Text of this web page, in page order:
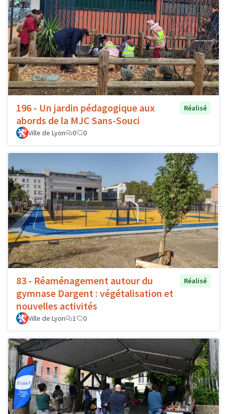
196 - Un jardin pédagogique aux
abords de la MJC Sans-Souci
Réalisé
Ville de Lyon 0 0
83 - Réaménagement autour du
gymnase Dargent : végétalisation et
nouvelles activités
Réalisé
Ville de Lyon 1 0